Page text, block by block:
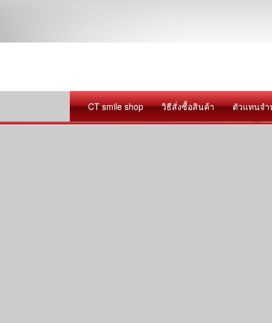
CT smile shop วิธีสั่งซื้อสินค้า ตัวแทนจ